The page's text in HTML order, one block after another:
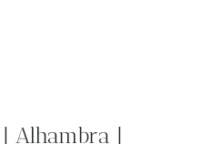
Alhambra |